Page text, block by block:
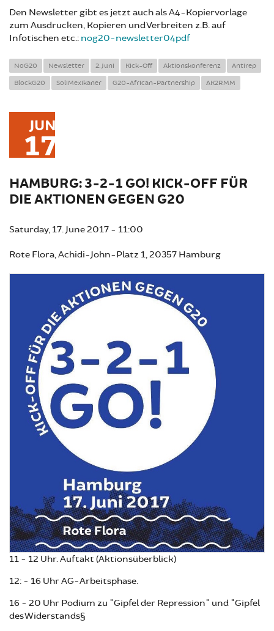
Den Newsletter gibt es jetzt auch als A4-Kopiervorlage
zum Ausdrucken, Kopieren und Verbreiten z.B. auf
Infotischen etc.: nog20-newsletter04pdf
NoG20 Newsletter 2. Juni Kick-Off Aktionskonferenz Antirep
BlockG20 SoliMexikaner G20-African-Partnership AK2RMM
JUN
17
HAMBURG: 3-2-1 GO! KICK-OFF FÜR
DIE AKTIONEN GEGEN G20
Saturday, 17. June 2017 - 11:00
Rote Flora, Achidi-John-Platz 1, 20357 Hamburg
11 - 12 Uhr. Auftakt (Aktionsüberblick)
12: - 16 Uhr AG-Arbeitsphase.
16 - 20 Uhr Podium zu "Gipfel der Repression" und "Gipfel
des Widerstands§